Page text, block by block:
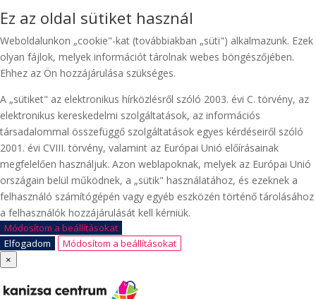
Ez az oldal sütiket használ
Weboldalunkon „cookie"-kat (továbbiakban „süti") alkalmazunk. Ezek
olyan fájlok, melyek információt tárolnak webes böngészőjében.
Ehhez az Ön hozzájárulása szükséges.
A „sütiket" az elektronikus hírközlésről szóló 2003. évi C. törvény, az
elektronikus kereskedelmi szolgáltatások, az információs
társadalommal összefüggő szolgáltatások egyes kérdéseiről szóló
2001. évi CVIII. törvény, valamint az Európai Unió előírásainak
megfelelően használjuk. Azon weblapoknak, melyek az Európai Unió
országain belül működnek, a „sütik" használatához, és ezeknek a
felhasználó számítógépén vagy egyéb eszközén történő tárolásához
a felhasználók hozzájárulását kell kérniük.
Módosítom a beállításokat
Elfogadom
Módosítom a beállításokat
×